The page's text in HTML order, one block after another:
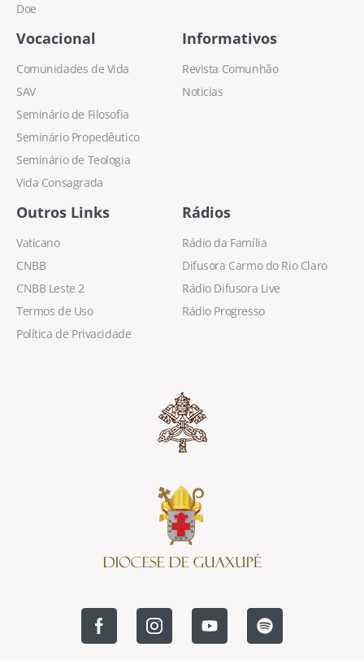
Doe
Vocacional
Comunidades de Vida
SAV
Seminário de Filosofia
Seminário Propedêutico
Seminário de Teologia
Vida Consagrada
Informativos
Revista Comunhão
Noticias
Outros Links
Vaticano
CNBB
CNBB Leste 2
Termos de Uso
Política de Privacidade
Rádios
Rádio da Família
Difusora Carmo do Rio Claro
Rádio Difusora Live
Rádio Progresso